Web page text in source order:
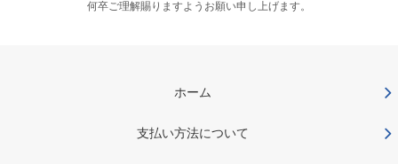
何卒ご理解賜りますようお願い申し上げます。
ホーム
支払い方法について